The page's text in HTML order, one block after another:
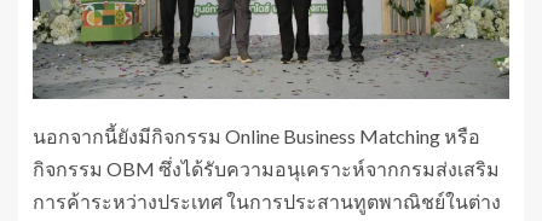
นอกจากนี้ยังมีกิจกรรม Online Business Matching หรือ
กิจกรรม OBM ซึ่งได้รับความอนุเคราะห์จากกรมส่งเสริม
การค้าระหว่างประเทศ ในการประสานทูตพาณิชย์ในต่าง